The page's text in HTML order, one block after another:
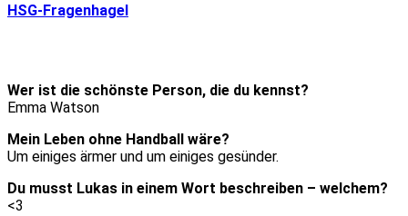
HSG-Fragenhagel
Wer ist die schönste Person, die du kennst?
Emma Watson
Mein Leben ohne Handball wäre?
Um einiges ärmer und um einiges gesünder.
Du musst Lukas in einem Wort beschreiben – welchem?
<3